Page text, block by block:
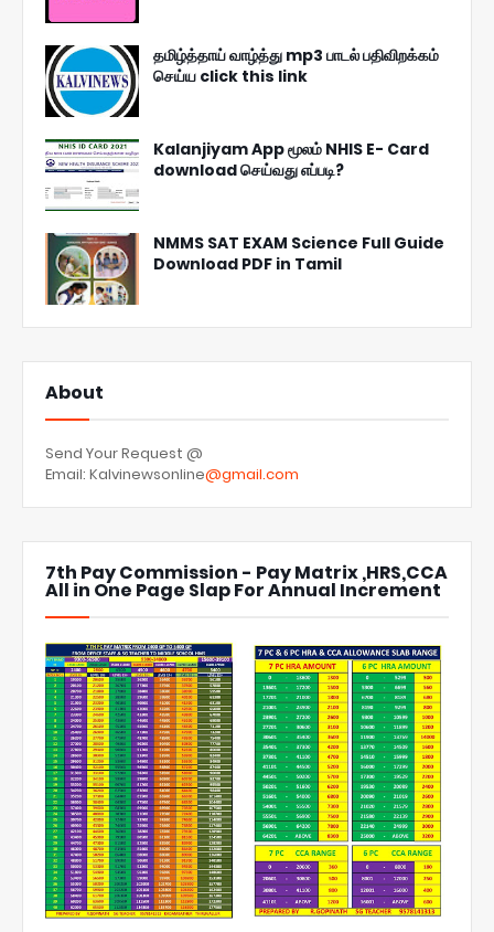
தமிழ்த்தாய் வாழ்த்து mp3 பாடல் பதிவிறக்கம்
செய்ய click this link
Kalanjiyam App மூலம் NHIS E- Card
download செய்வது எப்படி?
NMMS SAT EXAM Science Full Guide
Download PDF in Tamil
About
Send Your Request @
Email: Kalvinewsonline@gmail.com
7th Pay Commission - Pay Matrix ,HRS,CCA
All in One Page Slap For Annual Increment